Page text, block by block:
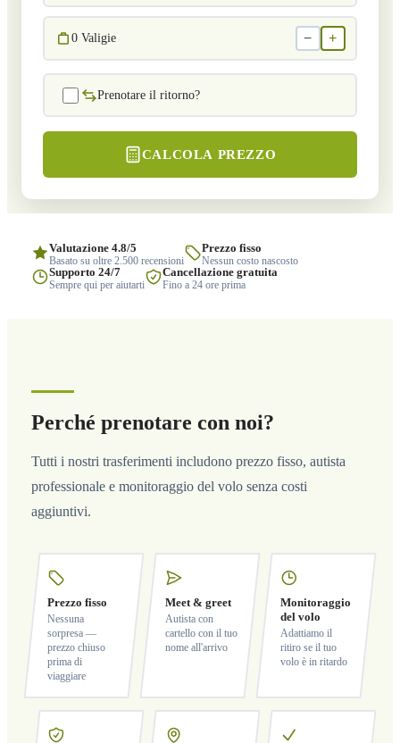
0 Valigie − +
Prenotare il ritorno?
CALCOLA PREZZO
Valutazione 4.8/5
Basato su oltre 2.500 recensioni
Prezzo fisso
Nessun costo nascosto
Supporto 24/7
Sempre qui per aiutarti
Cancellazione gratuita
Fino a 24 ore prima
Perché prenotare con noi?
Tutti i nostri trasferimenti includono prezzo fisso, autista
professionale e monitoraggio del volo senza costi
aggiuntivi.
Prezzo fisso
Nessuna
sorpresa —
prezzo chiuso
prima di
viaggiare
Meet & greet
Autista con
cartello con il tuo
nome all'arrivo
Monitoraggio
del volo
Adattiamo il
ritiro se il tuo
volo è in ritardo